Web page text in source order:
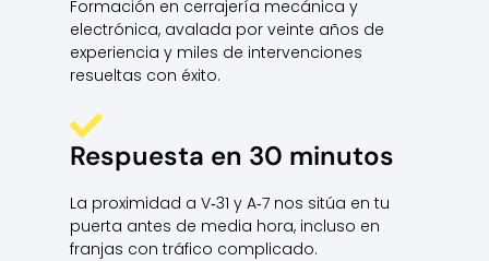
Formación en cerrajería mecánica y
electrónica, avalada por veinte años de
experiencia y miles de intervenciones
resueltas con éxito.
Respuesta en 30 minutos
La proximidad a V‑31 y A‑7 nos sitúa en tu
puerta antes de media hora, incluso en
franjas con tráfico complicado.